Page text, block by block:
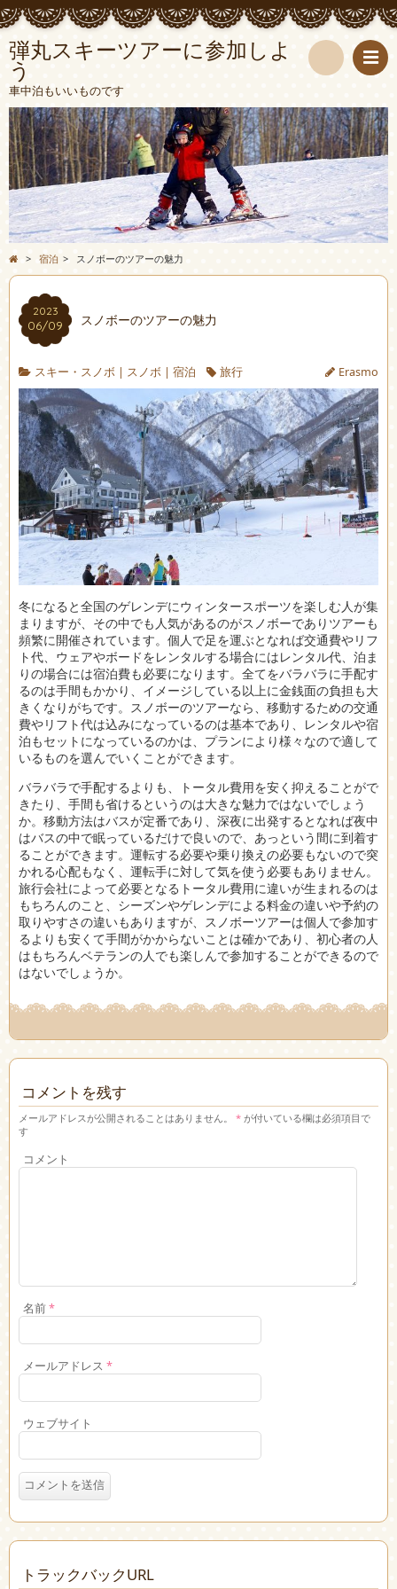
弾丸スキーツアーに参加しよ
う
車中泊もいいものです
索
> 宿泊 > スノボーのツアーの魅力
2023
06/09 スノボーのツアーの魅力
スキー・スノボ | スノボ | 宿泊 旅行 Erasmo
冬になると全国のゲレンデにウィンタースポーツを楽しむ人が集
まりますが、その中でも人気があるのがスノボーでありツアーも
頻繁に開催されています。 個人で足を運ぶとなれば交通費やリフ
ト代、ウェアやボードをレンタルする場合にはレンタル代、泊ま
りの場合には宿泊費も必要になります。全てをバラバラに手配す
るのは手間もかかり、イメージしている以上に金銭面の負担も大
きくなりがちです。スノボーのツアーなら、移動するための交通
費やリフト代は込みになっているのは基本であり、レンタルや宿
泊もセットになっているのかは、プランにより様々なので適して
いるものを選んでいくことができます。
バラバラで手配するよりも、トータル費用を安く抑えることがで
きたり、手間も省けるというのは大きな魅力ではないでしょう
か。移動方法はバスが定番であり、深夜に出発するとなれば夜中
はバスの中で眠っているだけで良いので、あっという間に到着す
ることができます。運転する必要や乗り換えの必要もないので突
かれる心配もなく、運転手に対して気を使う必要もありません。
旅行会社によって必要となるトータル費用に違いが生まれるのは
もちろんのこと、シーズンやゲレンデによる料金の違いや予約の
取りやすさの違いもありますが、スノボーツアーは個人で参加す
るよりも安くて手間がかからないことは確かであり、初心者の人
はもちろんベテランの人でも楽しんで参加することができるので
はないでしょうか。
コメントを残す
メールアドレスが公開されることはありません。 * が付いている欄は必須項目で
す
コメント
名前*
メールアドレス *
ウェブサイト
トラックバックURL